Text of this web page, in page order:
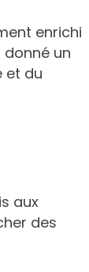
enrichi
un
et du
aux
des